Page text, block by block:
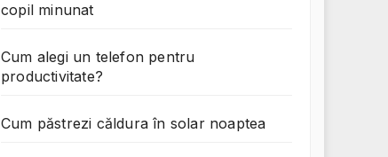
copil minunat
Cum alegi un telefon pentru
productivitate?
Cum păstrezi căldura în solar noaptea